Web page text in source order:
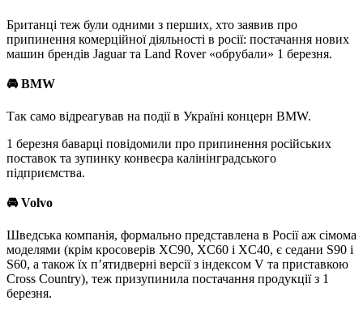
Британці теж були одними з перших, хто заявив про
припинення комерційної діяльності в росії: постачання нових
машин брендів Jaguar та Land Rover «обрубали» 1 березня.
🚘 BMW
Так само відреагував на події в Україні концерн BMW.
1 березня баварці повідомили про припинення російських
поставок та зупинку конвеєра калінінградського
підприємства.
🚘 Volvo
Шведська компанія, формально представлена ​​в Росії аж сімома
моделями (крім кросоверів XC90, XC60 і XC40, є седани S90 і
S60, а також їх п’ятидверні версії з індексом V та приставкою
Сross Country), теж призупинила постачання продукції з 1
березня.